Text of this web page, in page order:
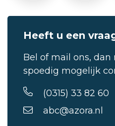
Heeft u een
Bel of mail ons,
spoedig mogelijk
(0315) 33 82 60
abc@azora.nl